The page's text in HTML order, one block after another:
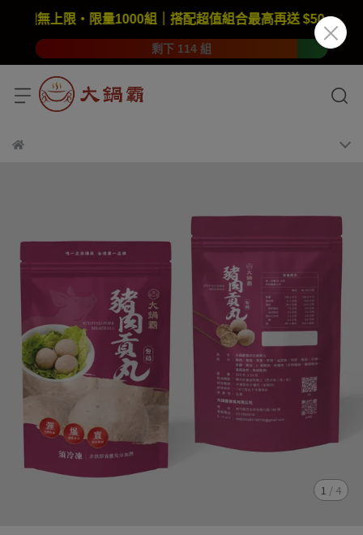
上限・限量1000組｜搭配超值組合最高再送 $50🔥數量有限
剩下 114 組
1 / 4